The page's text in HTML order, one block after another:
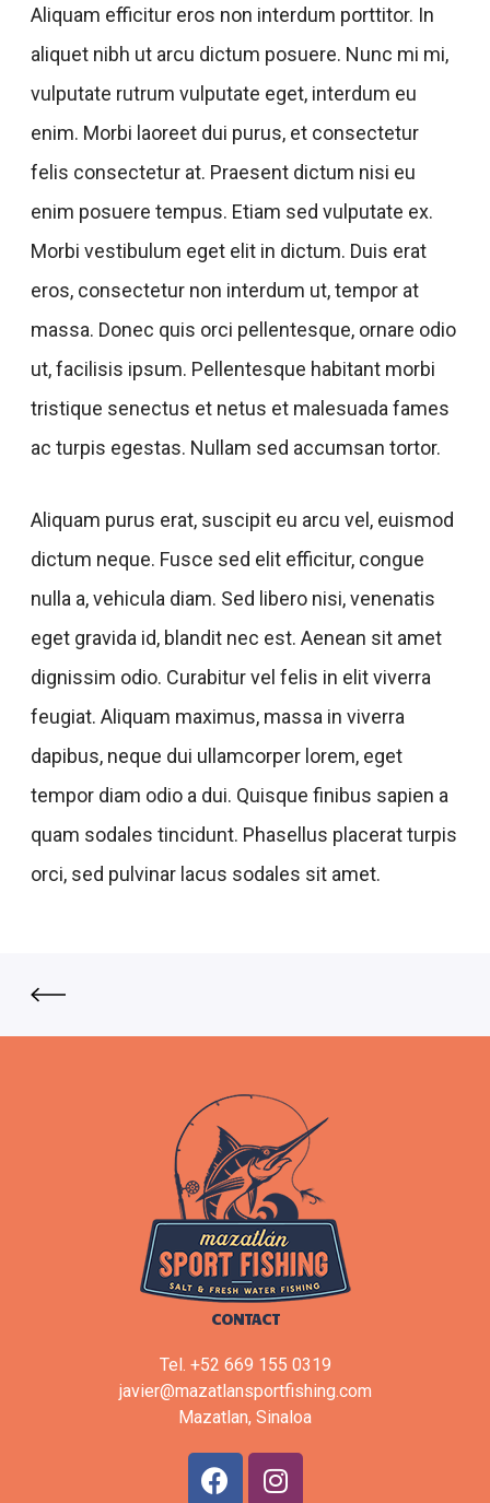
Aliquam efficitur eros non interdum porttitor. In
aliquet nibh ut arcu dictum posuere. Nunc mi mi,
vulputate rutrum vulputate eget, interdum eu
enim. Morbi laoreet dui purus, et consectetur
felis consectetur at. Praesent dictum nisi eu
enim posuere tempus. Etiam sed vulputate ex.
Morbi vestibulum eget elit in dictum. Duis erat
eros, consectetur non interdum ut, tempor at
massa. Donec quis orci pellentesque, ornare odio
ut, facilisis ipsum. Pellentesque habitant morbi
tristique senectus et netus et malesuada fames
ac turpis egestas. Nullam sed accumsan tortor.
Aliquam purus erat, suscipit eu arcu vel, euismod
dictum neque. Fusce sed elit efficitur, congue
nulla a, vehicula diam. Sed libero nisi, venenatis
eget gravida id, blandit nec est. Aenean sit amet
dignissim odio. Curabitur vel felis in elit viverra
feugiat. Aliquam maximus, massa in viverra
dapibus, neque dui ullamcorper lorem, eget
tempor diam odio a dui. Quisque finibus sapien a
quam sodales tincidunt. Phasellus placerat turpis
orci, sed pulvinar lacus sodales sit amet.
CONTACT
Tel. +52 669 155 0319
javier@mazatlansportfishing.com
Mazatlan, Sinaloa